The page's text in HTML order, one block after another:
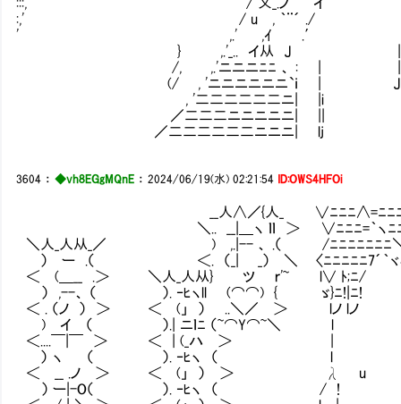
:,' / u , ｀¨´ ./
' ,.' ,ｲ
} ,.'_.. イ从
/, ,.'ニニニﾆﾆ 、
(/ , 'ニニニニニニ`ｉ | J
, '二二二二二二ニ| |i
／二二二ニニニニ
／二二二二二二ニニニ| lj
3604 ：◆vh8EGgMQnE ：2024/06/19(水) 02:21:54 ID:OWS4HFOi
__人∧／{人_ ∨ﾆﾆﾆ∧=ﾆﾆﾆﾆﾆﾆﾆﾆﾆﾆﾆ
＼.. __|＿ヽ ｌｌ ＞ ∨ﾆﾆﾆ=｀ヽﾆﾆﾆﾆ=-＿
＼人_人从_／ ) ,.|-- 、 .（ /ﾆﾆﾆﾆﾆﾆﾆ
） ー .（ ＜. （_| _） ＼ 〈ﾆﾆﾆﾆﾆ7´｀
＜ (＿__ .＞ ＼人_人从} ツ ｒ'~ l∨
） ,--、 （ ）. ‐ﾋヽll (⌒⌒) { ゞ}ﾆ!|ﾆ!
＜ . （ノ ） ＞ ＜ (」 ） ..＼／ ＞ lノ l
) イ （ ）.| ニｌﾆ （~⌒Y⌒~＼ l /
＜....￣|￣ ＞ ＜ | (_ハ ＞ |
） ヽ （ ）. ‐ﾋヽ （ l i{ :L_
＜ __ .ノ ＞ ＜ (」 ） ＞ λ u
） ー|-O（ ）. ‐ﾋヽ （ / ! ,